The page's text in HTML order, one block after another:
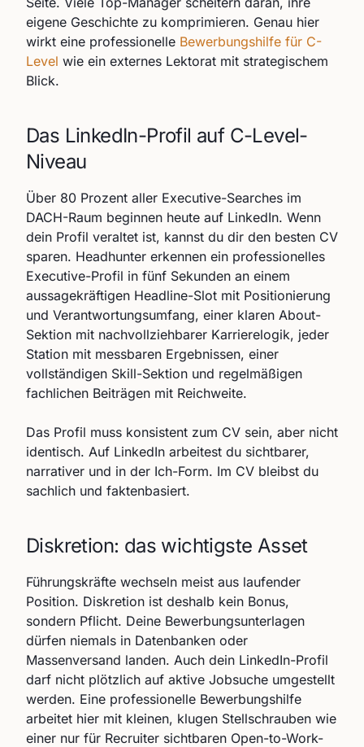
eigene Geschichte zu komprimieren. Genau hier
wirkt eine professionelle Bewerbungshilfe für C-
Level wie ein externes Lektorat mit strategischem
Blick.
Das LinkedIn-Profil auf C-Level-
Niveau
Über 80 Prozent aller Executive-Searches im
DACH-Raum beginnen heute auf LinkedIn. Wenn
dein Profil veraltet ist, kannst du dir den besten CV
sparen. Headhunter erkennen ein professionelles
Executive-Profil in fünf Sekunden an einem
aussagekräftigen Headline-Slot mit Positionierung
und Verantwortungsumfang, einer klaren About-
Sektion mit nachvollziehbarer Karrierelogik, jeder
Station mit messbaren Ergebnissen, einer
vollständigen Skill-Sektion und regelmäßigen
fachlichen Beiträgen mit Reichweite.
Das Profil muss konsistent zum CV sein, aber nicht
identisch. Auf LinkedIn arbeitest du sichtbarer,
narrativer und in der Ich-Form. Im CV bleibst du
sachlich und faktenbasiert.
Diskretion: das wichtigste Asset
Führungskräfte wechseln meist aus laufender
Position. Diskretion ist deshalb kein Bonus,
sondern Pflicht. Deine Bewerbungsunterlagen
dürfen niemals in Datenbanken oder
Massenversand landen. Auch dein LinkedIn-Profil
darf nicht plötzlich auf aktive Jobsuche umgestellt
werden. Eine professionelle Bewerbungshilfe
arbeitet hier mit kleinen, klugen Stellschrauben wie
einer nur für Recruiter sichtbaren Open-to-Work-